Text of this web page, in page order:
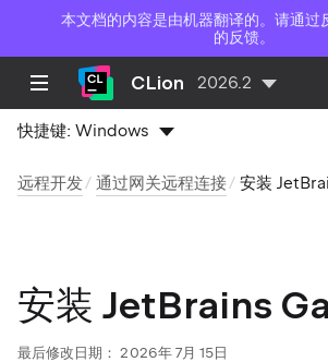
本文档的内容是由机器翻译的。请通过
的反馈。
CLion 2026.2
快捷键:Windows
远程开发 通过网关远程连接 安装
安装 JetBrains
最后修改日期： 2026年 7月 15日